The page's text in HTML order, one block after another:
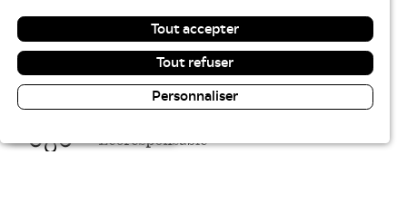
Tout accepter
Tout refuser
Personnaliser